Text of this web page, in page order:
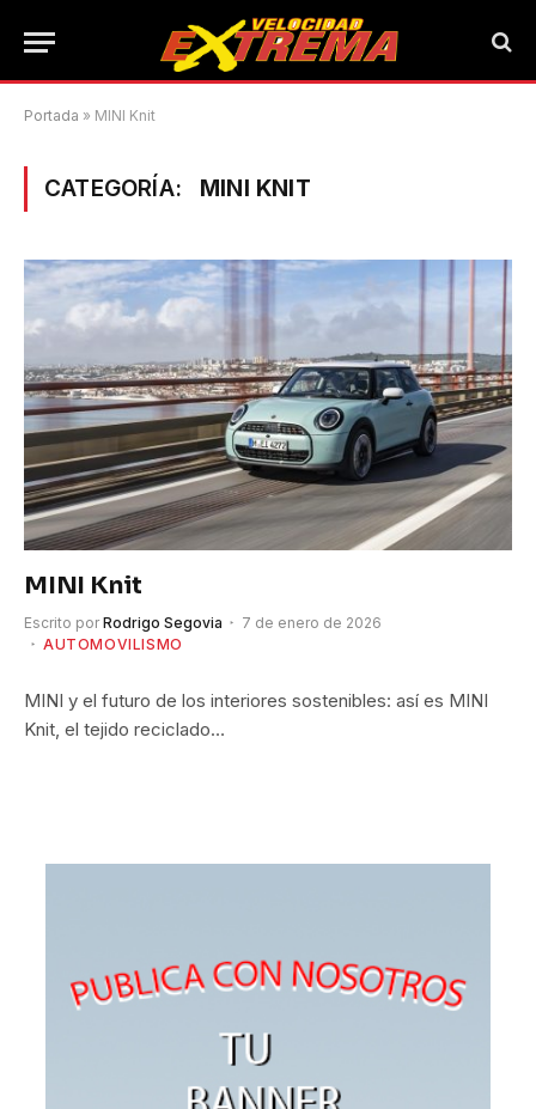
Portada » MINI Knit
CATEGORÍA: MINI KNIT
MINI Knit
Escrito por Rodrigo Segovia
7 de enero de 2026
AUTOMOVILISMO
MINI y el futuro de los interiores sostenibles: así es MINI
Knit, el tejido reciclado…